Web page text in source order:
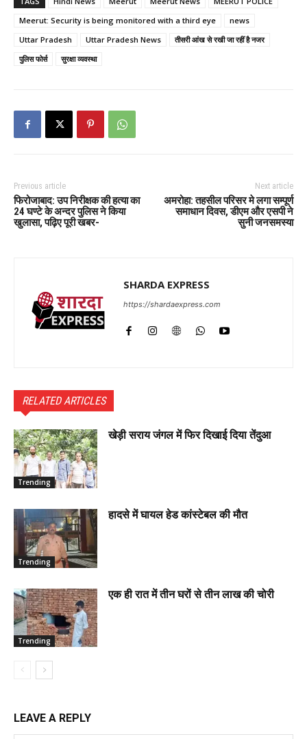
Meerut: Security is being monitored with a third eye
news
Uttar Pradesh
Uttar Pradesh News
तीसरी आंख से रखी जा रहीं है नजर
पुलिस फोर्स
सुरक्षा व्यवस्था
Previous article
फिरोजाबाद: उप निरीक्षक की हत्या का
24 घण्टे के अन्दर पुलिस ने किया
खुलासा, पढ़िए पूरी खबर-
Next article
अमरोहा: तहसील परिसर मे लगा सम्पूर्ण
समाधान दिवस, डीएम और एसपी ने
सुनी जनसमस्या
SHARDA EXPRESS
https://shardaexpress.com
RELATED ARTICLES
Trending
खेड़ी सराय जंगल में फिर दिखाई दिया तेंदुआ
Trending
हादसे में घायल हेड कांस्टेबल की मौत
Trending
एक ही रात में तीन घरों से तीन लाख की चोरी
LEAVE A REPLY